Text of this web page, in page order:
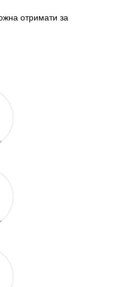
отримати за